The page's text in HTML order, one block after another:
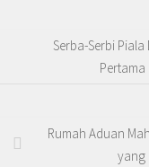
Serba-Serbi
Rumah Aduan
yang